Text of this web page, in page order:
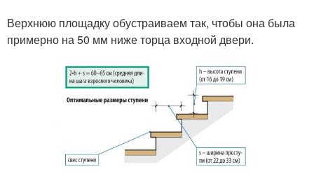
Верхнюю площадку обустраиваем так, чтобы она была
примерно на 50 мм ниже торца входной двери.